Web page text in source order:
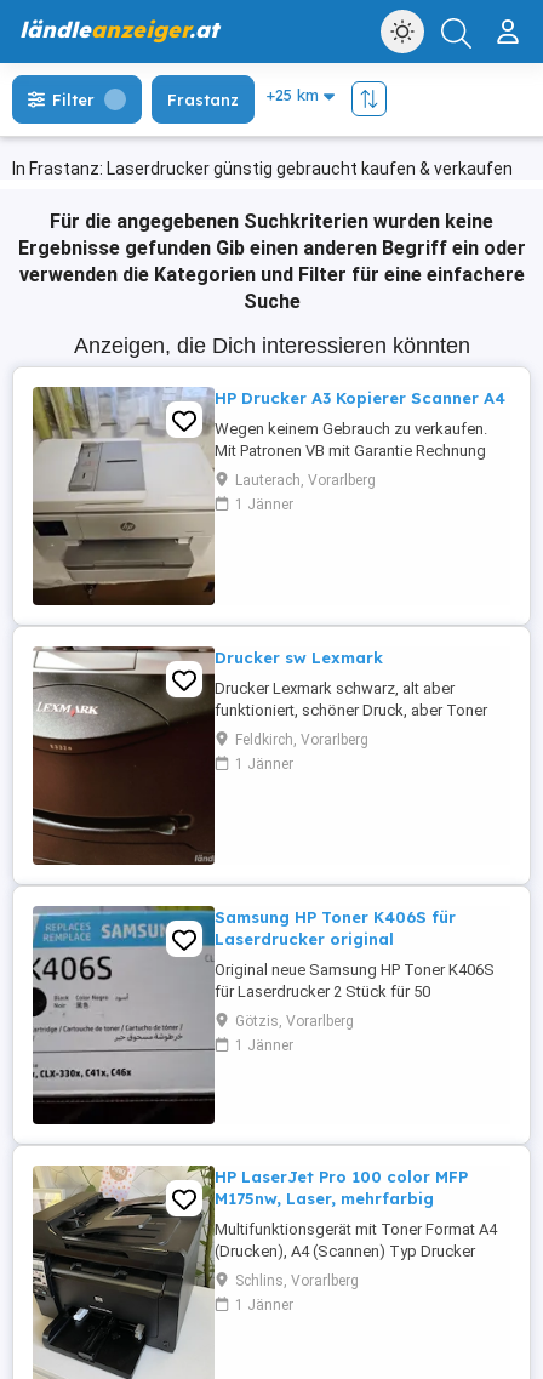
ländleanzeiger.at
In Frastanz: Laserdrucker günstig gebraucht kaufen & verkaufen
Filter Frastanz
Für die angegebenen Suchkriterien wurden keine
Ergebnisse gefunden Gib einen anderen Begriff ein oder
verwenden die Kategorien und Filter für eine einfachere
Suche
Anzeigen, die Dich interessieren könnten
HP Drucker A3 Kopierer Scanner A4
Wegen keinem Gebrauch zu verkaufen.
Mit Patronen VB mit Garantie Rechnung
vorhanden
Lauterach, Vorarlberg
1 Jänner
Drucker sw Lexmark
Drucker Lexmark schwarz, alt aber
funktioniert, schöner Druck, aber Toner
leer (hat ewig gehalten), wir haben ihn
durch Farbdruck ersetzt.
Feldkirch, Vorarlberg
1 Jänner
Samsung HP Toner K406S für
Laserdrucker original
Original neue Samsung HP Toner K406S
für Laserdrucker 2 Stück für 50
Götzis, Vorarlberg
1 Jänner
HP LaserJet Pro 100 color MFP
M175nw, Laser, mehrfarbig
Multifunktionsgerät mit Toner Format A4
(Drucken), A4 (Scannen) Typ Drucker
Scanner Kopierer Farbsystem 4-farbig, 4x
Einzeltoner Verbrauchsmaterial HP 126A
Drucken 600x600dpi - 16 4 S min (A4)
Schlins, Vorarlberg
1 Jänner